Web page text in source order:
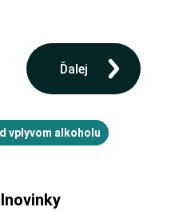
Ďalej
vplyvom alkoholu